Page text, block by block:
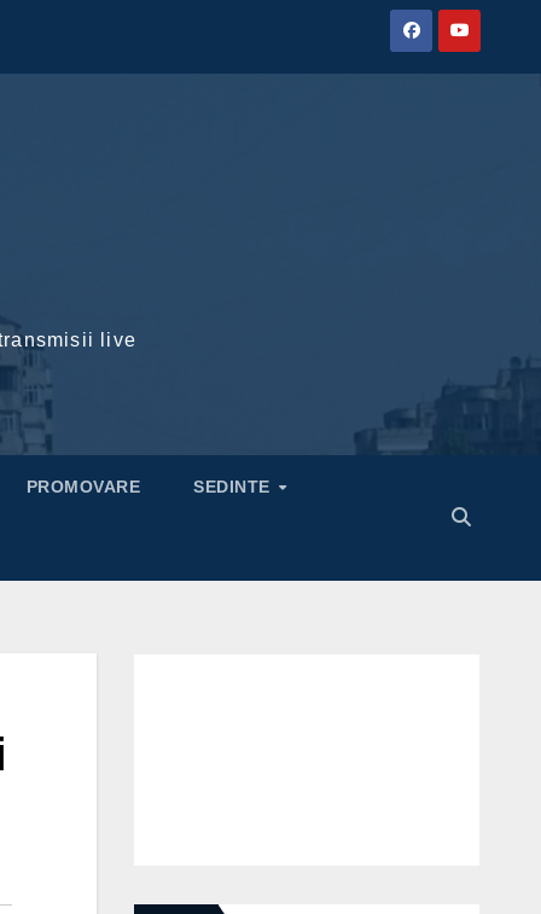
live
PROMOVARE SEDINTE